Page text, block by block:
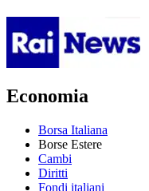
Economia
Borsa Italiana
Borse Estere
Cambi
Diritti
Fondi italiani